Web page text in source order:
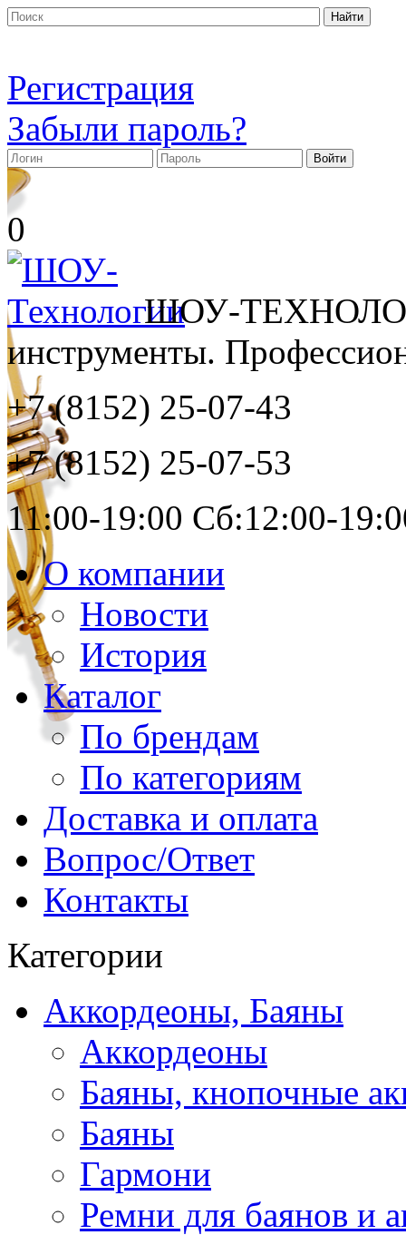
Регистрация
Забыли пароль?
0
ШОУ-
инструменты.
+7 (8152) 25-07-43
+7 (8152) 25-07-53
11:00-19:00 Сб:12:00-
О компании
Новости
История
Каталог
По брендам
По категориям
Доставка и оплата
Вопрос/Ответ
Контакты
Категории
Аккордеоны, Баяны
Аккордеоны
Баяны, кнопочные
Баяны
Гармони
Ремни для баянов и